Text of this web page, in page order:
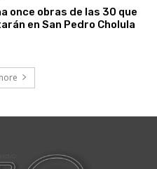
once obras de las 30 que
en San Pedro Cholula